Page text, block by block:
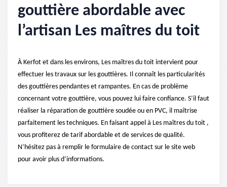
gouttière abordable avec
l’artisan Les maîtres du toit
À Kerfot et dans les environs, Les maîtres du toit intervient pour
effectuer les travaux sur les gouttières. Il connaît les particularités
des gouttières pendantes et rampantes. En cas de problème
concernant votre gouttière, vous pouvez lui faire confiance. S’il faut
réaliser la réparation de gouttière soudée ou en PVC, il maîtrise
parfaitement les techniques. En faisant appel à Les maîtres du toit ,
vous profiterez de tarif abordable et de services de qualité.
N’hésitez pas à remplir le formulaire de contact sur le site web
pour avoir plus d’informations.